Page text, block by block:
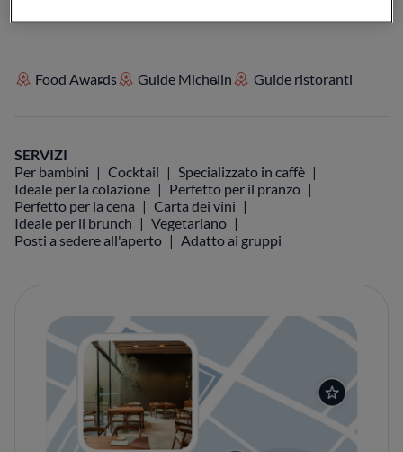
Food Awards Guide Michelin Guide ristoranti
SERVIZI
Per bambini
Cocktail
Specializzato in caffè
Ideale per la colazione
Perfetto per il pranzo
Perfetto per la cena
Carta dei vini
Ideale per il brunch
Vegetariano
Posti a sedere all'aperto
Adatto ai gruppi